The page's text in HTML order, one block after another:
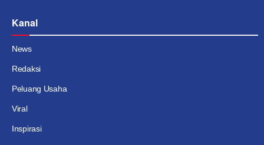
Kanal
News
Redaksi
Peluang Usaha
Viral
Inspirasi